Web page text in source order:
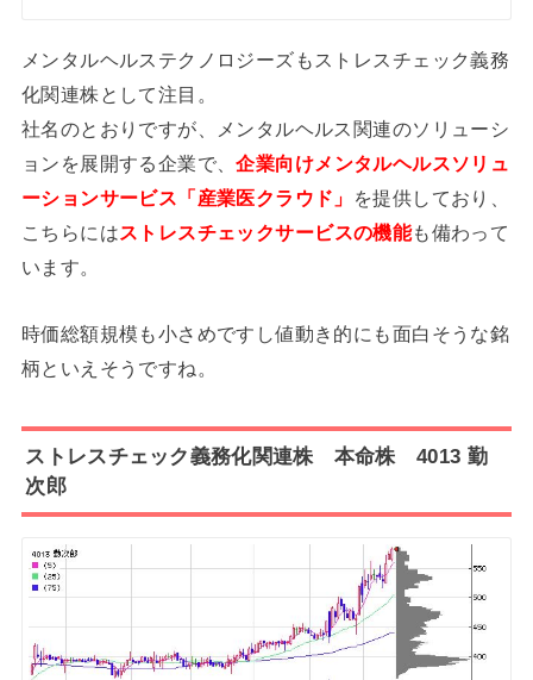
メンタルヘルステクノロジーズもストレスチェック義務
化関連株として注目。
社名のとおりですが、メンタルヘルス関連のソリューシ
ョンを展開する企業で、企業向けメンタルヘルスソリュ
ーションサービス「産業医クラウド」
を提供しており、
こちらにはストレスチェックサービスの機能も備わって
います。
時価総額規模も小さめですし値動き的にも面白そうな銘
柄といえそうですね。
ストレスチェック義務化関連株 本命株 4013 勤
次郎